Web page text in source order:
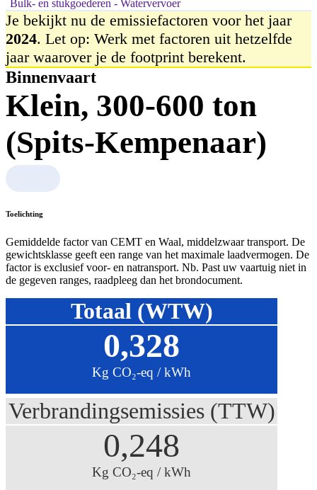
Bulk- en stukgoederen - Watervervoer
Je bekijkt nu de emissiefactoren voor het jaar
2024. Let op: Werk met factoren uit hetzelfde
jaar waarover je de footprint berekent.
Binnenvaart
Klein, 300-600 ton
(Spits-Kempenaar)
Toelichting
Gemiddelde factor van CEMT en Waal, middelzwaar transport. De
gewichtsklasse geeft een range van het maximale laadvermogen. De
factor is exclusief voor- en natransport. Nb. Past uw vaartuig niet in
de gegeven ranges, raadpleeg dan het brondocument.
Totaal (WTW)
0,328
Kg CO₂-eq / kWh
Verbrandingsemissies (TTW)
0,248
Kg CO₂-eq / kWh